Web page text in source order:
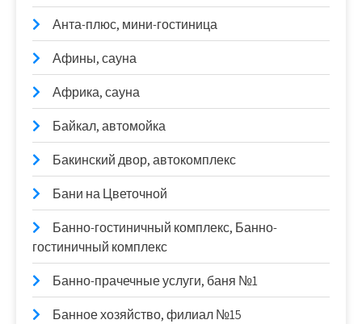
Анта-плюс, мини-гостиница
Афины, сауна
Африка, сауна
Байкал, автомойка
Бакинский двор, автокомплекс
Бани на Цветочной
Банно-гостиничный комплекс, Банно-
гостиничный комплекс
Банно-прачечные услуги, баня №1
Банное хозяйство, филиал №15